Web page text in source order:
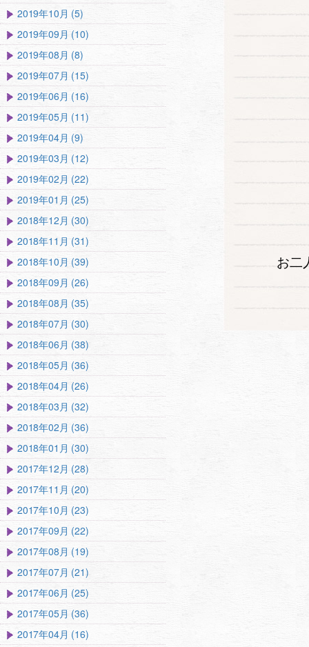
お二
2019年10月 (5)
2019年09月 (10)
2019年08月 (8)
2019年07月 (15)
2019年06月 (16)
2019年05月 (11)
2019年04月 (9)
2019年03月 (12)
2019年02月 (22)
2019年01月 (25)
2018年12月 (30)
2018年11月 (31)
2018年10月 (39)
2018年09月 (26)
2018年08月 (35)
2018年07月 (30)
2018年06月 (38)
2018年05月 (36)
2018年04月 (26)
2018年03月 (32)
2018年02月 (36)
2018年01月 (30)
2017年12月 (28)
2017年11月 (20)
2017年10月 (23)
2017年09月 (22)
2017年08月 (19)
2017年07月 (21)
2017年06月 (25)
2017年05月 (36)
2017年04月 (16)